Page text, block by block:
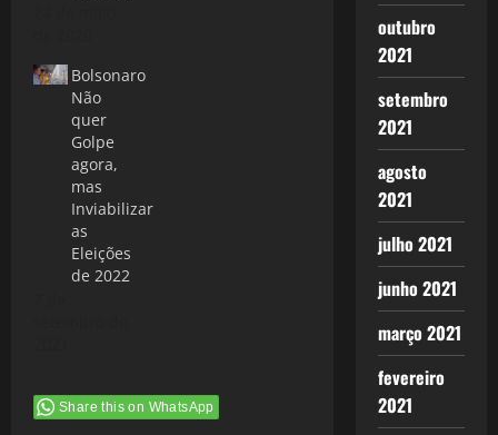
Bolsonaro
Não
quer
Golpe
agora,
mas
Inviabilizar
as
Eleições
de 2022
Share this on WhatsApp
outubro
2021
setembro
2021
agosto
2021
julho 2021
junho 2021
março 2021
fevereiro
2021